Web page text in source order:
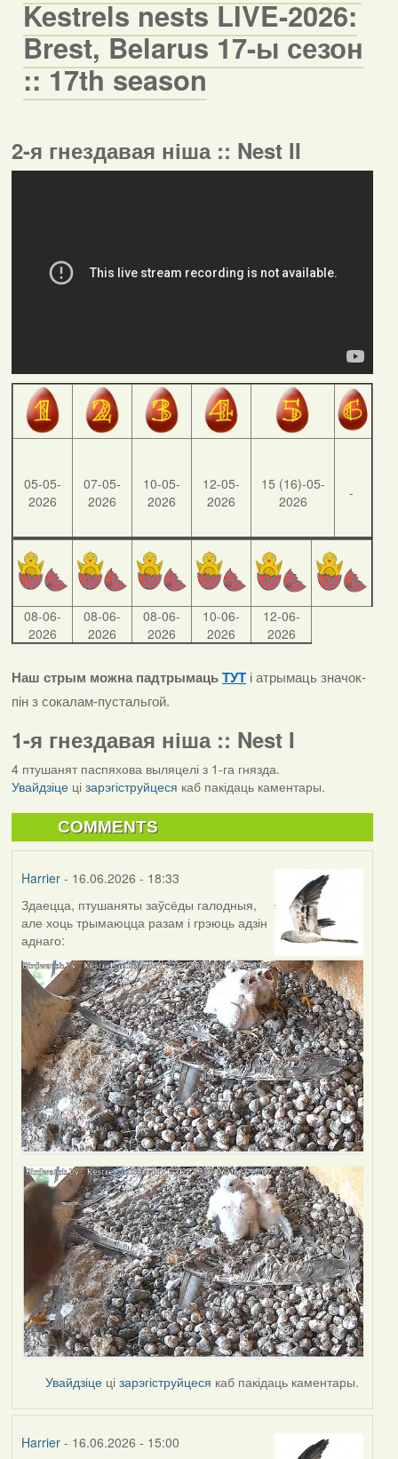
Kestrels nests LIVE-2026:
Brest, Belarus 17-ы сезон
:: 17th season
2-я гнездавая ніша :: Nest II
05-05-
2026
07-05-
2026
10-05-
2026
12-05-
2026
15 (16)-05-
2026
-
08-06-
2026
08-06-
2026
08-06-
2026
10-06-
2026
12-06-
2026
Наш стрым можна падтрымаць ТУТ і атрымаць значок-
пін з сокалам-пустальгой.
1-я гнездавая ніша :: Nest I
4 птушанят паспяхова выляцелі з 1-га гнязда.
Увайдзіцеці зарэгіструйцеся каб пакідаць каментары.
COMMENTS
Harrier- 16.06.2026 - 18:33
Здаецца, птушаняты заўсёды галодныя,
але хоць трымаюцца разам і грэюць адзін
аднаго:
Увайдзіце цізарэгіструйцеся каб пакідаць каментары.
Harrier- 16.06.2026 - 15:00